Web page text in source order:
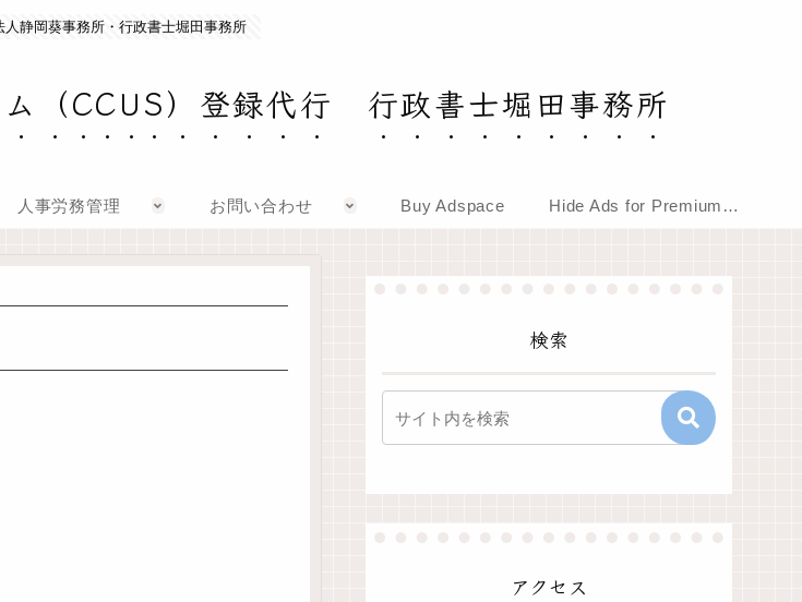
人静岡葵事務所・行政書士堀田事務所
（CCUS）登録代行 行政書士堀田事務所
人事労務管理 お問い合わせ Buy Adspace Hide Ads for Premium Members
検索
アクセス